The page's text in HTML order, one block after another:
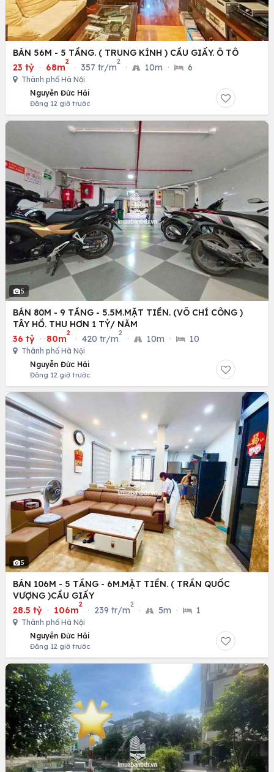
BÁN 56M - 5 TẦNG. ( TRUNG KÍNH ) CẦU GIẤY. Ô TÔ
23 tỷ · 68m
2
· 357 tr/m
2
· 10m · 6
Thành phố Hà Nội
Nguyễn Đức Hải
Đăng 12 giờ trước
5
BÁN 80M - 9 TẦNG - 5.5M.MẶT TIỀN. (VÕ CHÍ CÔNG )
TÂY HỒ. THU HƠN 1 TỶ/ NĂM
36 tỷ · 80m
2
· 420 tr/m
2
· 10m · 10
Thành phố Hà Nội
Nguyễn Đức Hải
Đăng 12 giờ trước
5
BÁN 106M - 5 TẦNG - 6M.MẶT TIỀN. ( TRẦN QUỐC
VƯỢNG )CẦU GIẤY
28.5 tỷ · 106m
2
· 239 tr/m
2
· 5m · 1
Thành phố Hà Nội
Nguyễn Đức Hải
Đăng 12 giờ trước